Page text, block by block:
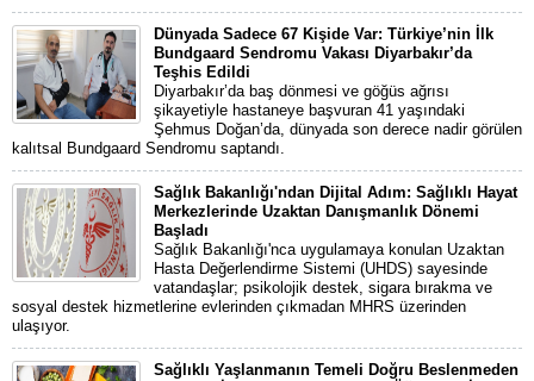
Dünyada Sadece 67 Kişide Var: Türkiye’nin İlk
Bundgaard Sendromu Vakası Diyarbakır’da
Teşhis Edildi
Diyarbakır’da baş dönmesi ve göğüs ağrısı
şikayetiyle hastaneye başvuran 41 yaşındaki
Şehmus Doğan’da, dünyada son derece nadir görülen
kalıtsal Bundgaard Sendromu saptandı.
Sağlık Bakanlığı'ndan Dijital Adım: Sağlıklı Hayat
Merkezlerinde Uzaktan Danışmanlık Dönemi
Başladı
Sağlık Bakanlığı'nca uygulamaya konulan Uzaktan
Hasta Değerlendirme Sistemi (UHDS) sayesinde
vatandaşlar; psikolojik destek, sigara bırakma ve
sosyal destek hizmetlerine evlerinden çıkmadan MHRS üzerinden
ulaşıyor.
Sağlıklı Yaşlanmanın Temeli Doğru Beslenmeden